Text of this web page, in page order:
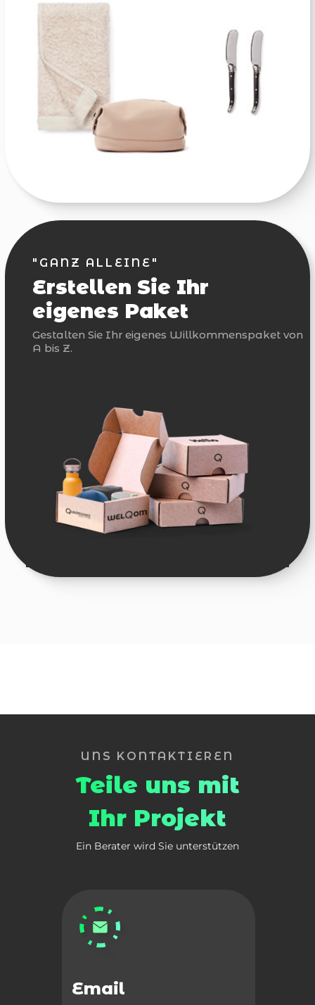
"GANZ ALLEINE"
Erstellen Sie Ihr
eigenes Paket
Gestalten Sie Ihr eigenes Willkommenspaket von
A bis Z.
UNS KONTAKTIEREN
Teile uns mit
Ihr Projekt
Ein Berater wird Sie unterstützen
Email